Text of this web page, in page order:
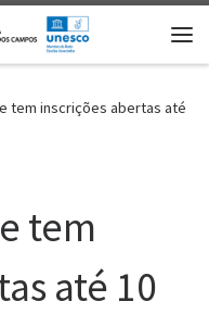
tem inscrições abertas até
tem
até 10